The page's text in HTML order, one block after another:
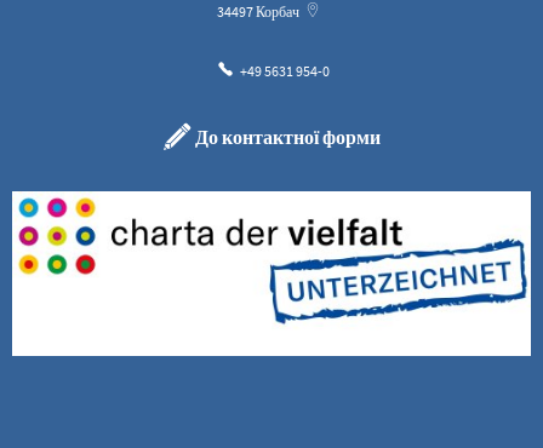
34497Корбач
+49 5631 954-0
До контактної форми